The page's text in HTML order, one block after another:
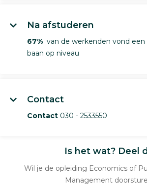
Na afstuderen
67% van de werkenden vond een
baan op niveau
Contact
Contact 030 - 2533550
Is het wat? Deel
Wil je de opleiding Economics of
Management